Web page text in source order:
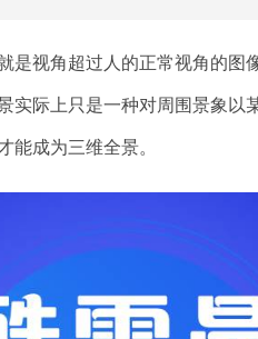
是视角超过人的正常视角的图
实际上只是一种对周围景象以
能成为三维全景。